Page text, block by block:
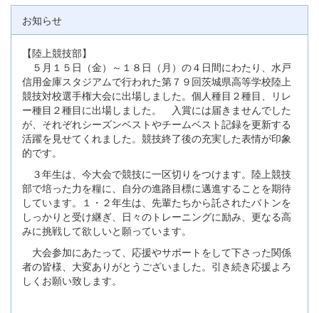
お知らせ
【陸上競技部】
５月１５日（金）～１８日（月）の４日間にわたり、水戸
信用金庫スタジアムで行われた第７９回茨城県高等学校陸上
競技対校選手権大会に出場しました。個人種目２種目、リレ
ー種目２種目に出場しました。 入賞には届きませんでした
が、それぞれシーズンベストやチームベスト記録を更新する
活躍を見せてくれました。競技終了後の充実した表情が印象
的です。
３年生は、今大会で競技に一区切りをつけます。陸上競技
部で培った力を糧に、自分の進路目標に邁進することを期待
しています。１・２年生は、先輩たちから託されたバトンを
しっかりと受け継ぎ、日々のトレーニングに励み、更なる高
みに挑戦して欲しいと願っています。
大会参加にあたって、応援やサポートをして下さった関係
者の皆様、大変ありがとうございました。引き続き応援よろ
しくお願い致します。